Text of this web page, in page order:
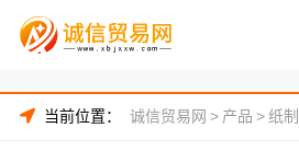
当前位置： 诚信贸易网 > 产品 >纸